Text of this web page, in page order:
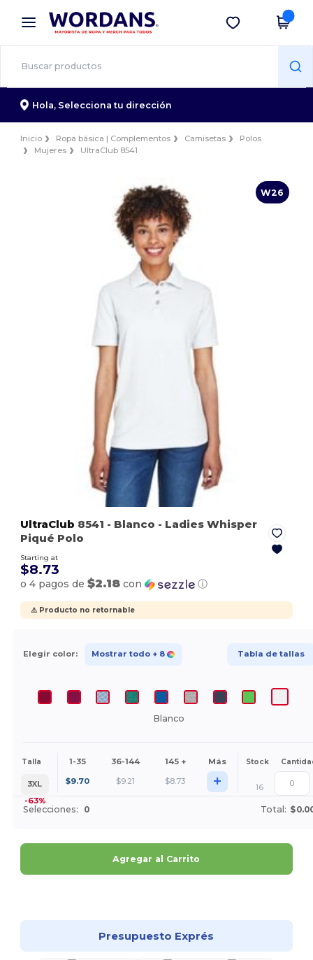
× App de Wordans
¡Mejores precios en app!
Descargar app
Hola, Selecciona tu dirección
Inicio Ropa básica | Complementos Camisetas
Polos
Mujeres
UltraClub 8541
W26
UltraClub 8541 - Blanco - Ladies Whisper
Piqué Polo
Starting at
$8.73
o 4 pagos de$2.18 con ⓘ
⚠️ Producto no retornable
Elegir color: Mostrar todo + 8 Tabla de tallas
Blanco
Talla 1-35 36-144 145 + Más Stock
3XL
-63%
$9.70 $9.21 $8.73 + 16
Selecciones: 0 Total:
Agregar al Carrito
Presupuesto Exprés